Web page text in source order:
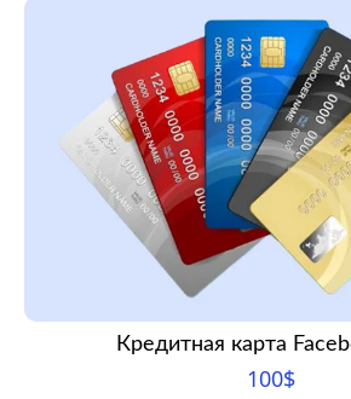
Кредитная карта
100$